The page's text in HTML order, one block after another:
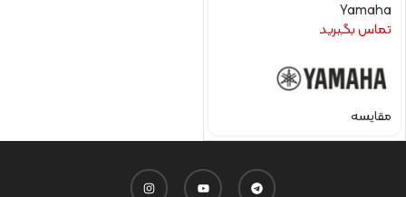
Yamaha
تماس بگیرید
مقایسه